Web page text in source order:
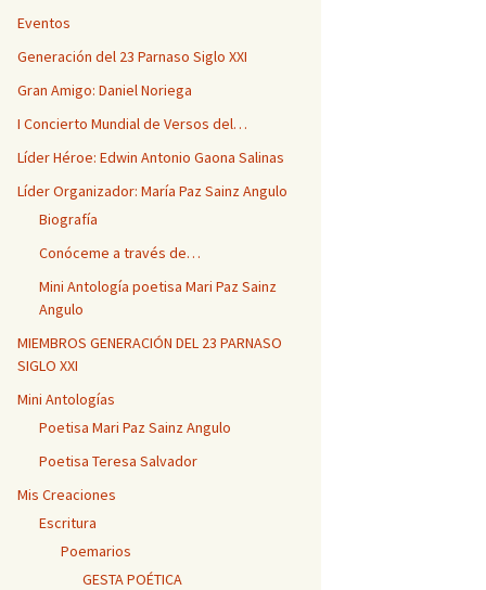
Eventos
Generación del 23 Parnaso Siglo XXI
Gran Amigo: Daniel Noriega
I Concierto Mundial de Versos del…
Líder Héroe: Edwin Antonio Gaona Salinas
Líder Organizador: María Paz Sainz Angulo
Biografía
Conóceme a través de…
Mini Antología poetisa Mari Paz Sainz
Angulo
MIEMBROS GENERACIÓN DEL 23 PARNASO
SIGLO XXI
Mini Antologías
Poetisa Mari Paz Sainz Angulo
Poetisa Teresa Salvador
Mis Creaciones
Escritura
Poemarios
GESTA POÉTICA